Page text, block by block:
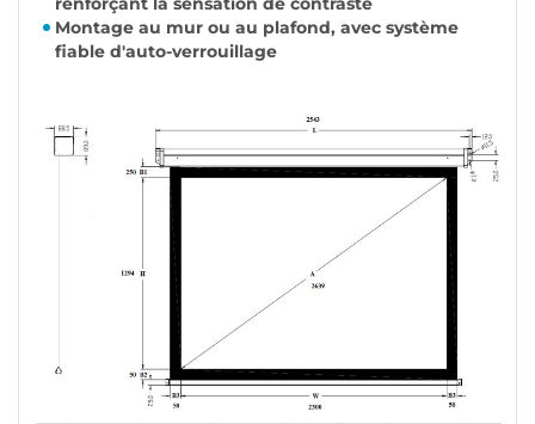
Montage au mur ou au plafond, avec système
fiable d'auto-verrouillage